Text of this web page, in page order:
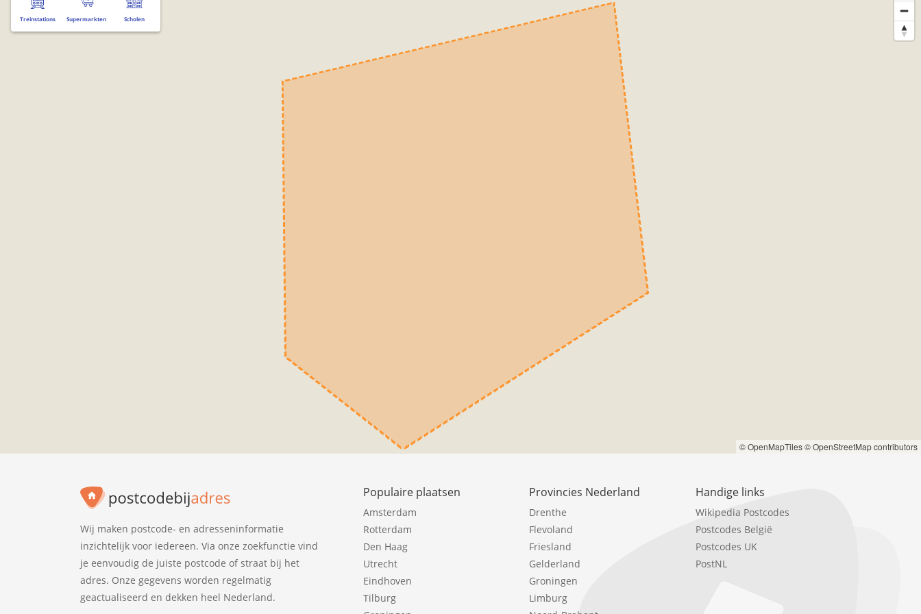
Treinstations Supermarkten Scholen
© OpenMapTiles© OpenStreetMap contributors
Wij maken postcode- en adresseninformatie
inzichtelijk voor iedereen. Via onze zoekfunctie vind
je eenvoudig de juiste postcode of straat bij het
adres. Onze gegevens worden regelmatig
geactualiseerd en dekken heel Nederland.
Populaire plaatsen
Amsterdam
Rotterdam
Den Haag
Utrecht
Eindhoven
Tilburg
Provincies Nederland
Drenthe
Flevoland
Friesland
Gelderland
Groningen
Limburg
Handige links
Wikipedia Postcodes
Postcodes België
Postcodes UK
PostNL